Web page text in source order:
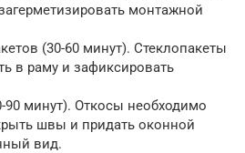
монтажной
(30-60 минут). Стеклопакеты
в раму и зафиксировать
минут). Откосы необходимо
швы и придать оконной
вид.